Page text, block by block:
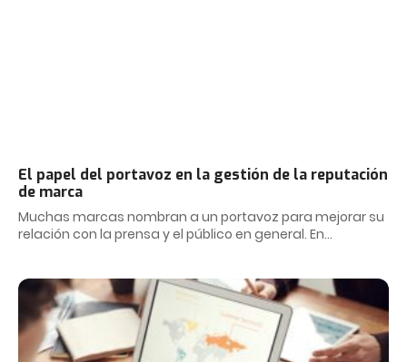
El papel del portavoz en la gestión de la reputación
de marca
Muchas marcas nombran a un portavoz para mejorar su
relación con la prensa y el público en general. En